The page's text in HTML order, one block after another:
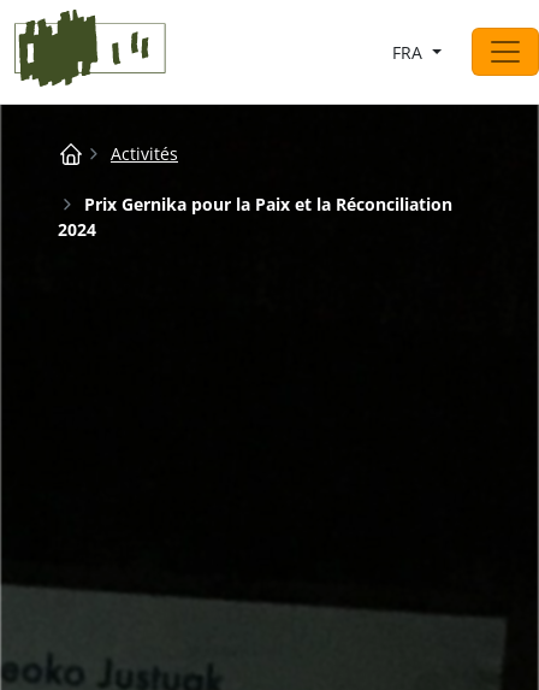
Saltar al contingut
Navigation principale
FRA
Breadcrumb
Activités
Prix Gernika pour la Paix et la Réconciliation
2024